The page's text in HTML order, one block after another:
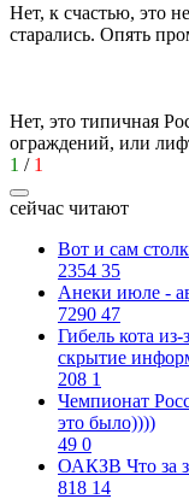
Нет, к счастью, это
старались. Опять
Нет, это типичная
ограждений, или
1 / 1
сейчас читают
Вот и сам
2354 35
Анеки июле -
7290 47
Гибель кота
скрытиe
208 1
Чемпионат
это было))))
49 0
ОАКЗВ Что за
818 14